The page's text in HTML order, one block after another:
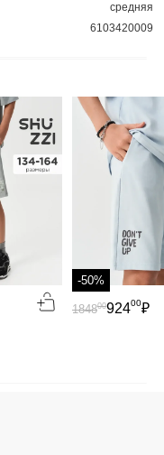
средняя
6103420009
-50%
92400₽
184800